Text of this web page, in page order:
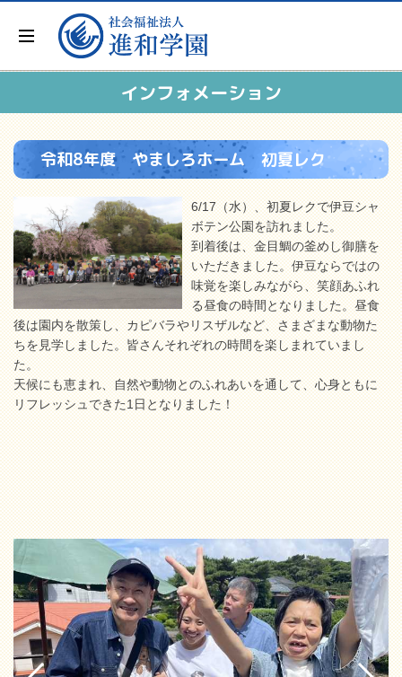
インフォメーション
令和8年度 やましろホーム 初夏レク
6/17（水）、初夏レクで伊豆シャ
ボテン公園を訪れました。
到着後は、金目鯛の釜めし御膳を
いただきました。伊豆ならではの
味覚を楽しみながら、笑顔あふれ
る昼食の時間となりました。昼食
後は園内を散策し、カピバラやリスザルなど、さまざまな動物た
ちを見学しました。皆さんそれぞれの時間を楽しまれていまし
た。
天候にも恵まれ、自然や動物とのふれあいを通して、心身ともに
リフレッシュできた1日となりました！